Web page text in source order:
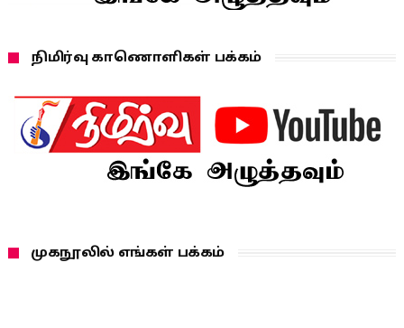
நிமிர்வு காணொளிகள் பக்கம்
முகநூலில் எங்கள் பக்கம்